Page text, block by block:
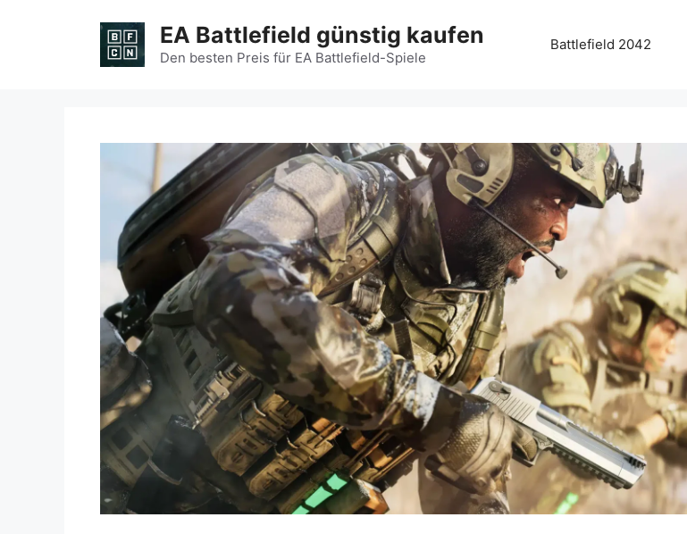
EA Battlefield günstig kaufen
Den besten Preis für EA Battlefield-Spiele
Battlefield 2042